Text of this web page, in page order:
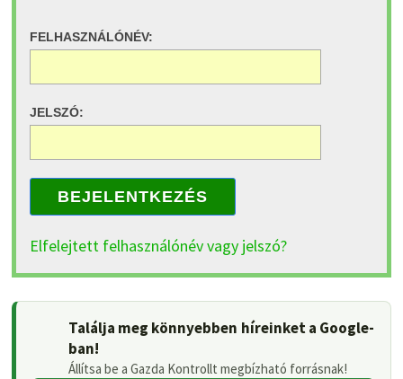
FELHASZNÁLÓNÉV:
JELSZÓ:
BEJELENTKEZÉS
Elfelejtett felhasználónév vagy jelszó?
Találja meg könnyebben híreinket a Google-
ban!
Állítsa be a Gazda Kontrollt megbízható forrásnak!